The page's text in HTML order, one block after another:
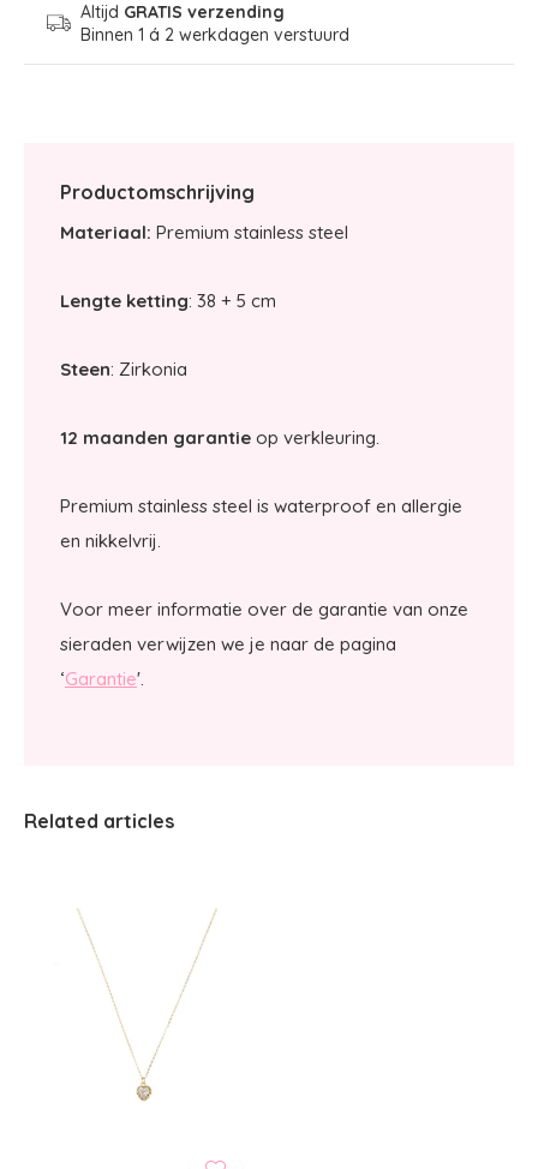
Altijd GRATIS verzending
Binnen 1 á 2 werkdagen verstuurd
Productomschrijving
Materiaal: Premium stainless steel
Lengte ketting: 38 + 5 cm
Steen: Zirkonia
12 maanden garantie op verkleuring.
Premium stainless steel is waterproof en allergie
en nikkelvrij.
Voor meer informatie over de garantie van onze
sieraden verwijzen we je naar de pagina
‘Garantie'.
Related articles